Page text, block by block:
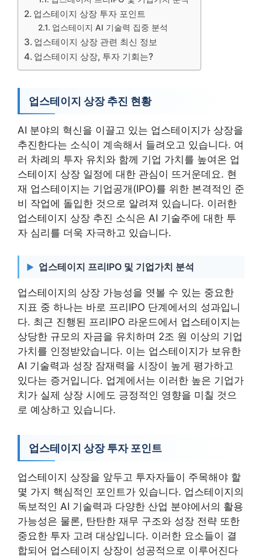
업스테이지 상장 투자 포인트
업스테이지 AI 기술력 집중 분석
업스테이지 상장 관련 최신 정보
업스테이지 상장, 투자 기회는?
업스테이지 상장 추진 현황
AI 분야의 혁신을 이끌고 있는 업스테이지가 상장을
추진한다는 소식이 계속해서 들려오고 있습니다. 여
러 차례의 투자 유치와 함께 기업 가치를 높여온 업
스테이지 상장 일정에 대한 관심이 뜨거운데요. 현
재 업스테이지는 기업공개(IPO)를 위한 본격적인 준
비 작업에 돌입한 것으로 알려져 있습니다. 이러한
업스테이지 상장 추진 소식은 AI 기술주에 대한 투
자 심리를 더욱 자극하고 있습니다.
업스테이지 프리IPO 및 기업가치 분석
업스테이지의 상장 가능성을 엿볼 수 있는 중요한
지표 중 하나는 바로 프리IPO 단계에서의 성과입니
다. 최근 진행된 프리IPO 라운드에서 업스테이지는
상당한 규모의 자금을 유치하며 2조 원 이상의 기업
가치를 인정받았습니다. 이는 업스테이지가 보유한
AI 기술력과 성장 잠재력을 시장이 높게 평가하고
있다는 증거입니다. 업계에서는 이러한 높은 기업가
치가 실제 상장 시에도 긍정적인 영향을 미칠 것으
로 예상하고 있습니다.
업스테이지 상장 투자 포인트
업스테이지 상장을 앞두고 투자자들이 주목해야 할
몇 가지 핵심적인 포인트가 있습니다. 업스테이지의
독보적인 AI 기술력과 다양한 산업 분야에서의 활용
가능성은 물론, 탄탄한 재무 구조와 성장 전략 또한
중요한 투자 고려 대상입니다. 이러한 요소들이 결
합되어 업스테이지 상장이 성공적으로 이루어진다